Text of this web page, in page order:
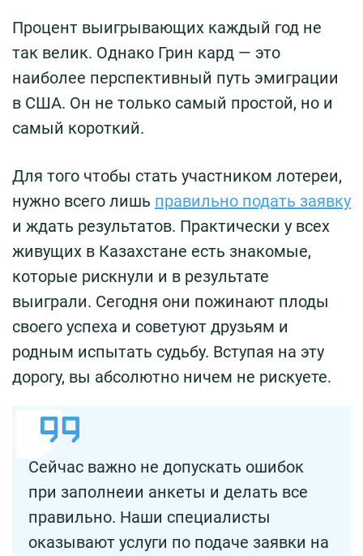
Процент выигрывающих каждый год не
так велик. Однако Грин кард — это
наиболее перспективный путь эмиграции
в США. Он не только самый простой, но и
самый короткий.
Для того чтобы стать участником лотереи,
нужно всего лишь правильно подать заявку
и ждать результатов. Практически у всех
живущих в Казахстане есть знакомые,
которые рискнули и в результате
выиграли. Сегодня они пожинают плоды
своего успеха и советуют друзьям и
родным испытать судьбу. Вступая на эту
дорогу, вы абсолютно ничем не рискуете.
Сейчас важно не допускать ошибок
при заполнеии анкеты и делать все
правильно. Наши специалисты
оказывают услуги по подаче заявки на